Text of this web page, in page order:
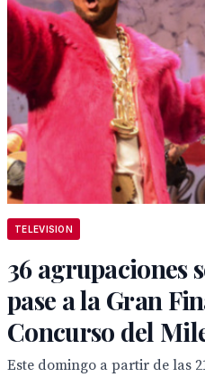
TELEVISION
36 agrupaciones
pase a la Gran
Concurso del
Este domingo a partir de las